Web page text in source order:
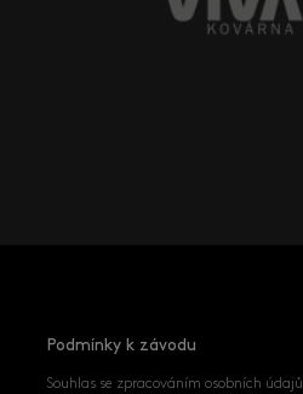
Podmínky k závodu
Souhlas se zpracováním osobních údajů